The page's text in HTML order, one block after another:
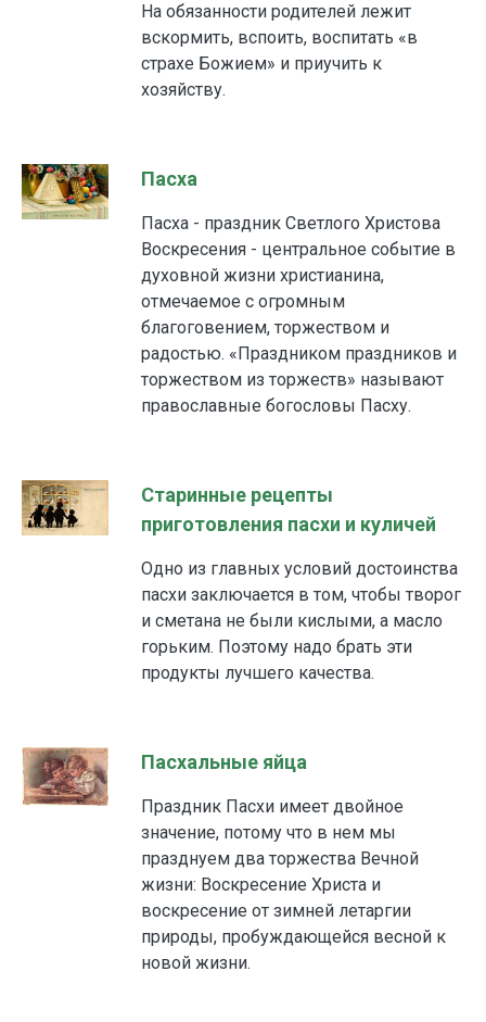
На обязанности родителей лежит
вскормить, вспоить, воспитать «в
страхе Божием» и приучить к
хозяйству.
Пасха
Пасха - праздник Светлого Христова
Воскресения - центральное событие в
духовной жизни христианина,
отмечаемое с огромным
благоговением, торжеством и
радостью. «Праздником праздников и
торжеством из торжеств» называют
православные богословы Пасху.
Старинные рецепты
приготовления пасхи и куличей
Одно из главных условий достоинства
пасхи заключается в том, чтобы творог
и сметана не были кислыми, а масло
горьким. Поэтому надо брать эти
продукты лучшего качества.
Пасхальные яйца
Праздник Пасхи имеет двойное
значение, потому что в нем мы
празднуем два торжества Вечной
жизни: Воскресение Христа и
воскресение от зимней летаргии
природы, пробуждающейся весной к
новой жизни.